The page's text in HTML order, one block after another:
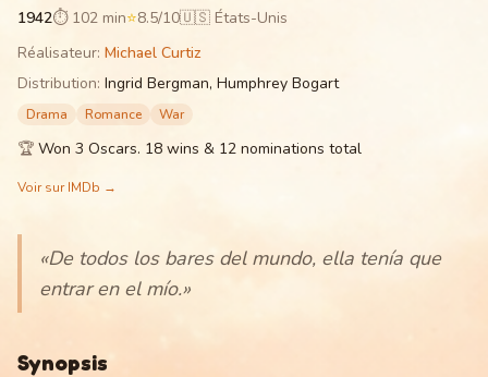
1942⏱ 102 min⭐8.5/10🇺🇸 États-Unis
Réalisateur: Michael Curtiz
Distribution: Ingrid Bergman, Humphrey Bogart
Drama Romance War
🏆 Won 3 Oscars. 18 wins & 12 nominations total
Voir sur IMDb →
«De todos los bares del mundo, ella tenía que
entrar en el mío.»
Synopsis